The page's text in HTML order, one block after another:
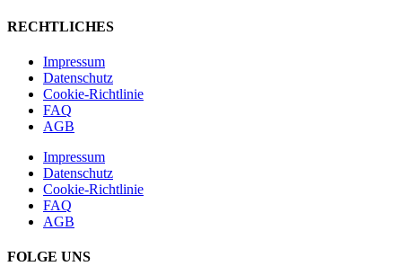
RECHTLICHES
Impressum
Datenschutz
Cookie-Richtlinie
FAQ
AGB
Impressum
Datenschutz
Cookie-Richtlinie
FAQ
AGB
FOLGE UNS